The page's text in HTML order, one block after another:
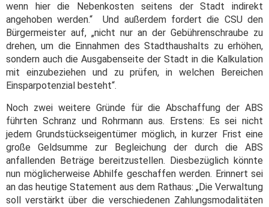
wenn hier die Nebenkosten seitens der Stadt indirekt
angehoben werden.“ Und außerdem fordert die CSU den
Bürgermeister auf, „nicht nur an der Gebührenschraube zu
drehen, um die Einnahmen des Stadthaushalts zu erhöhen,
sondern auch die Ausgabenseite der Stadt in die Kalkulation
mit einzubeziehen und zu prüfen, in welchen Bereichen
Einsparpotenzial besteht“.
Noch zwei weitere Gründe für die Abschaffung der ABS
führten Schranz und Rohrmann aus. Erstens: Es sei nicht
jedem Grundstückseigentümer möglich, in kurzer Frist eine
große Geldsumme zur Begleichung der durch die ABS
anfallenden Beträge bereitzustellen. Diesbezüglich könnte
nun möglicherweise Abhilfe geschaffen werden. Erinnert sei
an das heutige Statement aus dem Rathaus: „Die Verwaltung
soll verstärkt über die verschiedenen Zahlungsmodalitäten